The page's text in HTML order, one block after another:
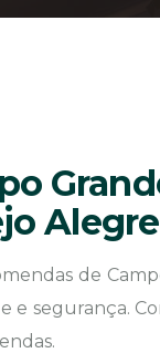
de
e segurança.